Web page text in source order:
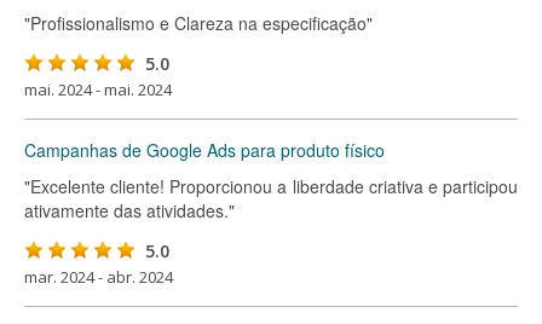
"Profissionalismo e Clareza na especificação"
5.0
mai. 2024 - mai. 2024
Campanhas de Google Ads para produto físico
"Excelente cliente! Proporcionou a liberdade criativa e participou
ativamente das atividades."
5.0
mar. 2024 - abr. 2024